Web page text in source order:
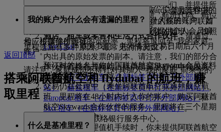
航空公司：请通过Live Chat* 联系我们，并提供所
需信息，如预订姓名、航班日期、航班代码、舱位
等级、出发地、目的地和机票号。
酒店、租车或零售和生活方式合作伙伴：请通过
Live Chat* 联系我们，并准备好交易日期后六个月
内出具的原始发票的副本。请注意，我们的部分合
作伙伴直接在其网站上提供遗漏里程的申领服务，
包括：安飞士租车（在新标签页中打开外部网
站）、赫兹租车 （在新标签页中打开外部网站）,
Europcar 租车（在新标签页中打开外部网站）和
Sixt 租车（在新标签页中打开外部网站）。
请直接联络银行服务中心。
只要机票上的姓名和阿联酋航空 Skywards 会员资料中的
姓名完全一致，我们就会立即将里程计入你的账户。如
需将里程计入“我的家庭”账户，你必须提供个人会员编
号。根据你所选择的贡献率，里程将退回至“我的家庭”
账户。
请注意，家庭成员不得针对其加入“我的家庭”前乘坐的
航班申领里数。
若要为 Skysurfers 账户申领遗漏的里程，只需指定的家
长或监护人访问此页面，并根据所乘坐的航班（阿联酋
航空航班、flydubai 航班或其他合作伙伴的航班），按照
相应步骤操作即可。
我的账户为什么会有遗漏的里程？
里程遗漏有多种原因。最常见的情况如下：
预订时的姓名与你的阿联酋航空Skywards会员资料
中的姓名不完全一致。
交易仍在处理中（乘坐阿联酋航空或迪拜航空航
班，里程将在48小时内计入你的账户；购买阿联酋
航空Skywards合作伙伴的服务，里程将在三个星期
内计入你的账户）。
预订机票或办理值机手续时，你未提供阿联酋航空
返回顶部
搭乘阿联酋航空和 flydubai 的航班，赚
取里程
什么是基准里程？